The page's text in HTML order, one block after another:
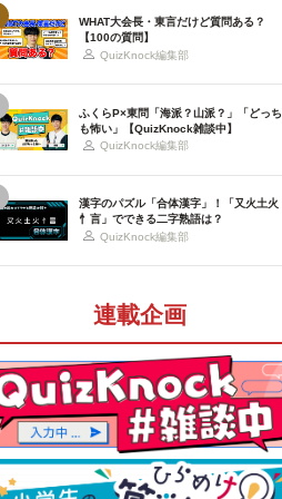
WHAT大会長・東言だけど質問ある？
【100の質問】
QuizKnock編集部
ふくらP×東問「海派？山派？」「どっち
も怖い」【QuizKnock雑談中】
QuizKnock編集部
漢字のパズル「合体漢字」！「又火土火
忄言」でできる二字熟語は？
QuizKnock編集部
連載企画